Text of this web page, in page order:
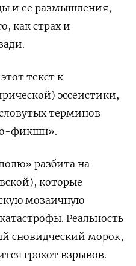
и ее размышления,
как страх и
текст к
эссеистики,
терминов
фикшн».
разбита на
которые
мозаичную
Реальность
сновидческий морок,
грохот взрывов.